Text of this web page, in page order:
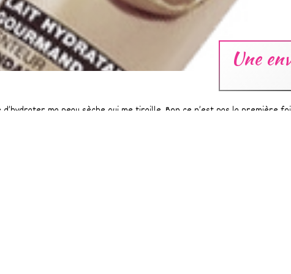
Une
ma peau sèche qui me tiraille. Bon ce n’est pas la première